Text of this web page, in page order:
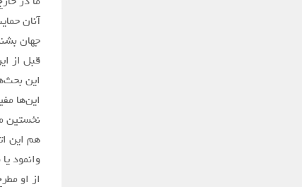
آنان
جهان
قبل از
این
این‌ها
نخستین
هم این
وانمود
از او